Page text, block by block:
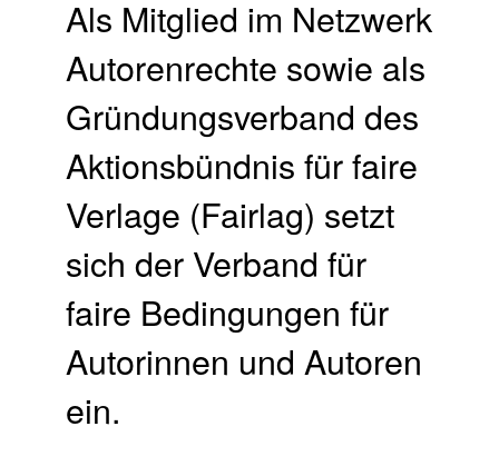
Als Mitglied im Netzwerk
Autorenrechte sowie als
Gründungsverband des
Aktionsbündnis für faire
Verlage (Fairlag) setzt
sich der Verband für
faire Bedingungen für
Autorinnen und Autoren
ein.